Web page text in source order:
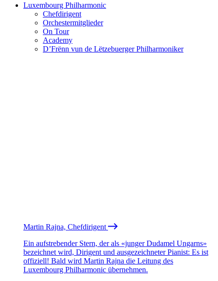
Luxembourg Philharmonic
Chefdirigent
Orchestermitglieder
On Tour
Academy
D’Frënn vun de Lëtzebuerger Philharmoniker
Martin Rajna, Chefdirigent
Ein aufstrebender Stern, der als «junger Dudamel Ungarns»
bezeichnet wird, Dirigent und ausgezeichneter Pianist: Es ist
offiziell! Bald wird Martin Rajna die Leitung des
Luxembourg Philharmonic übernehmen.